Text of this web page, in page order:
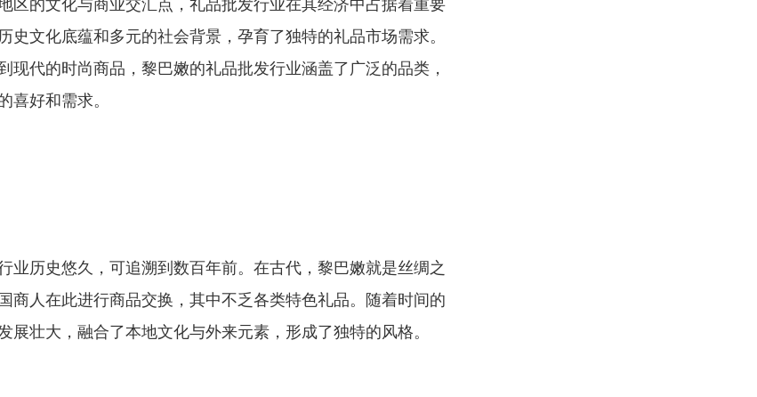
区的文化与商业交汇点，礼品批发行业在其经济中占据着重要
史文化底蕴和多元的社会背景，孕育了独特的礼品市场需求。
现代的时尚商品，黎巴嫩的礼品批发行业涵盖了广泛的品类，
喜好和需求。
业历史悠久，可追溯到数百年前。在古代，黎巴嫩就是丝绸之
商人在此进行商品交换，其中不乏各类特色礼品。随着时间的
展壮大，融合了本地文化与外来元素，形成了独特的风格。